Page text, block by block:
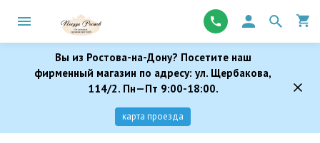
Вы из Ростова-на-Дону? Посетите наш
фирменный магазин по адресу: ул. Щербакова,
114/2. Пн—Пт 9:00-18:00.
карта проезда